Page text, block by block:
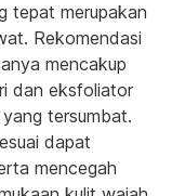
tepat merupakan
Rekomendasi
mencakup
dan eksfoliator
tersumbat.
dapat
mencegah